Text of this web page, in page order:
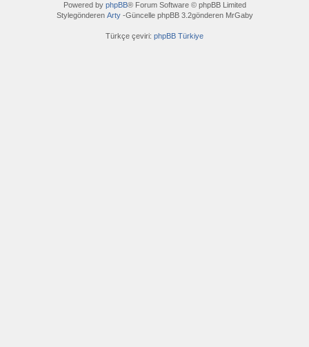
Powered by phpBB® Forum Software © phpBB Limited
Stylegönderen Arty-Güncelle phpBB 3.2gönderen MrGaby
Türkçe çeviri: phpBB Türkiye